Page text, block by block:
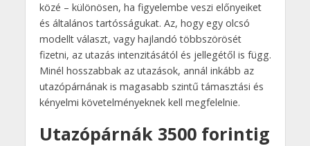
közé – különösen, ha figyelembe veszi előnyeiket
és általános tartósságukat. Az, hogy egy olcsó
modellt választ, vagy hajlandó többszörösét
fizetni, az utazás intenzitásától és jellegétől is függ.
Minél hosszabbak az utazások, annál inkább az
utazópárnának is magasabb szintű támasztási és
kényelmi követelményeknek kell megfelelnie.
Utazópárnák 3500 forintig